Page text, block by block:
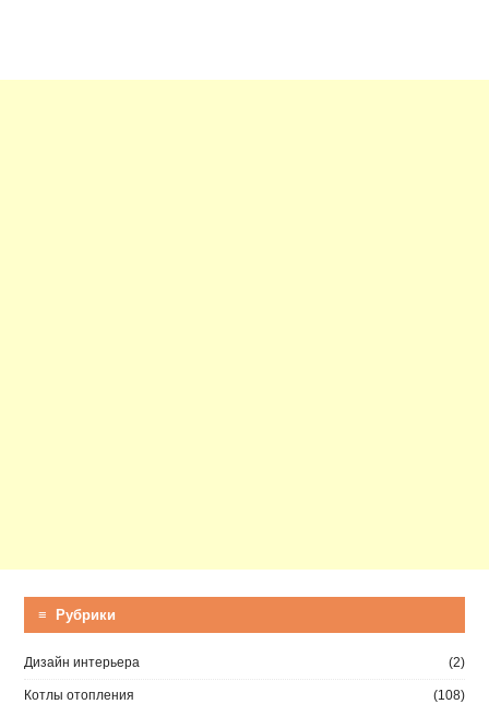
≡ Рубрики
Дизайн интерьера (2)
Котлы отопления (108)